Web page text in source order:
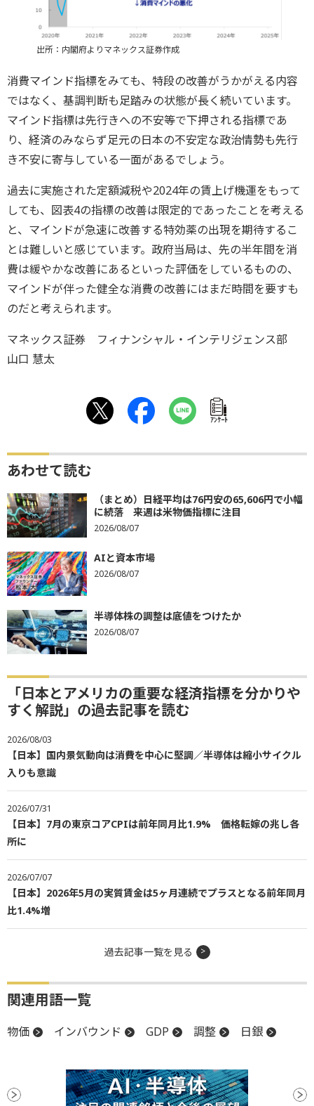
出所：内閣府よりマネックス証券作成
消費マインド指標をみても、特段の改善がうかがえる内容
ではなく、基調判断も足踏みの状態が長く続いています。
マインド指標は先行きへの不安等で下押される指標であ
り、経済のみならず足元の日本の不安定な政治情勢も先行
き不安に寄与している一面があるでしょう。
過去に実施された定額減税や2024年の賃上げ機運をもって
しても、図表4の指標の改善は限定的であったことを考える
と、マインドが急速に改善する特効薬の出現を期待するこ
とは難しいと感じています。政府当局は、先の半年間を消
費は緩やかな改善にあるといった評価をしているものの、
マインドが伴った健全な消費の改善にはまだ時間を要すも
のだと考えられます。
マネックス証券 フィナンシャル・インテリジェンス部
山口 慧太
ｱﾝｹｰﾄ
あわせて読む
（まとめ）日経平均は76円安の65,606円で小幅
に続落 来週は米物価指標に注目
2026/08/07
AIと資本市場
2026/08/07
半導体株の調整は底値をつけたか
2026/08/07
「日本とアメリカの重要な経済指標を分かりや
すく解説」の過去記事を読む
2026/08/03
【日本】国内景気動向は消費を中心に堅調／半導体は縮小サイクル
入りも意識
2026/07/31
【日本】7月の東京コアCPIは前年同月比1.9% 価格転嫁の兆し各
所に
2026/07/07
【日本】2026年5月の実質賃金は5ヶ月連続でプラスとなる前年同月
比1.4%増
過去記事一覧を見る
関連用語一覧
物価 インバウンド GDP 調整 日銀